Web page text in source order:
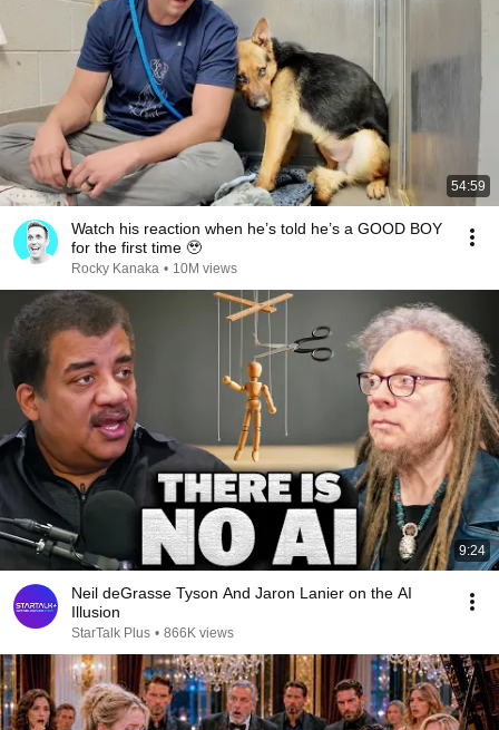
54:59
Watch his reaction when he’s told he’s a GOOD BOY
for the first time 🥹
Rocky Kanaka • 10M views
9:24
Neil deGrasse Tyson And Jaron Lanier on the AI
Illusion
StarTalk Plus • 866K views